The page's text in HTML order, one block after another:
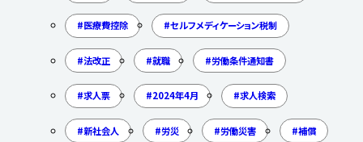
医療費控除 セルフメディケーション税制
法改正 就職 労働条件通知書
求人票 2024年4月 求人検索
新社会人 労災 労働災害 補償